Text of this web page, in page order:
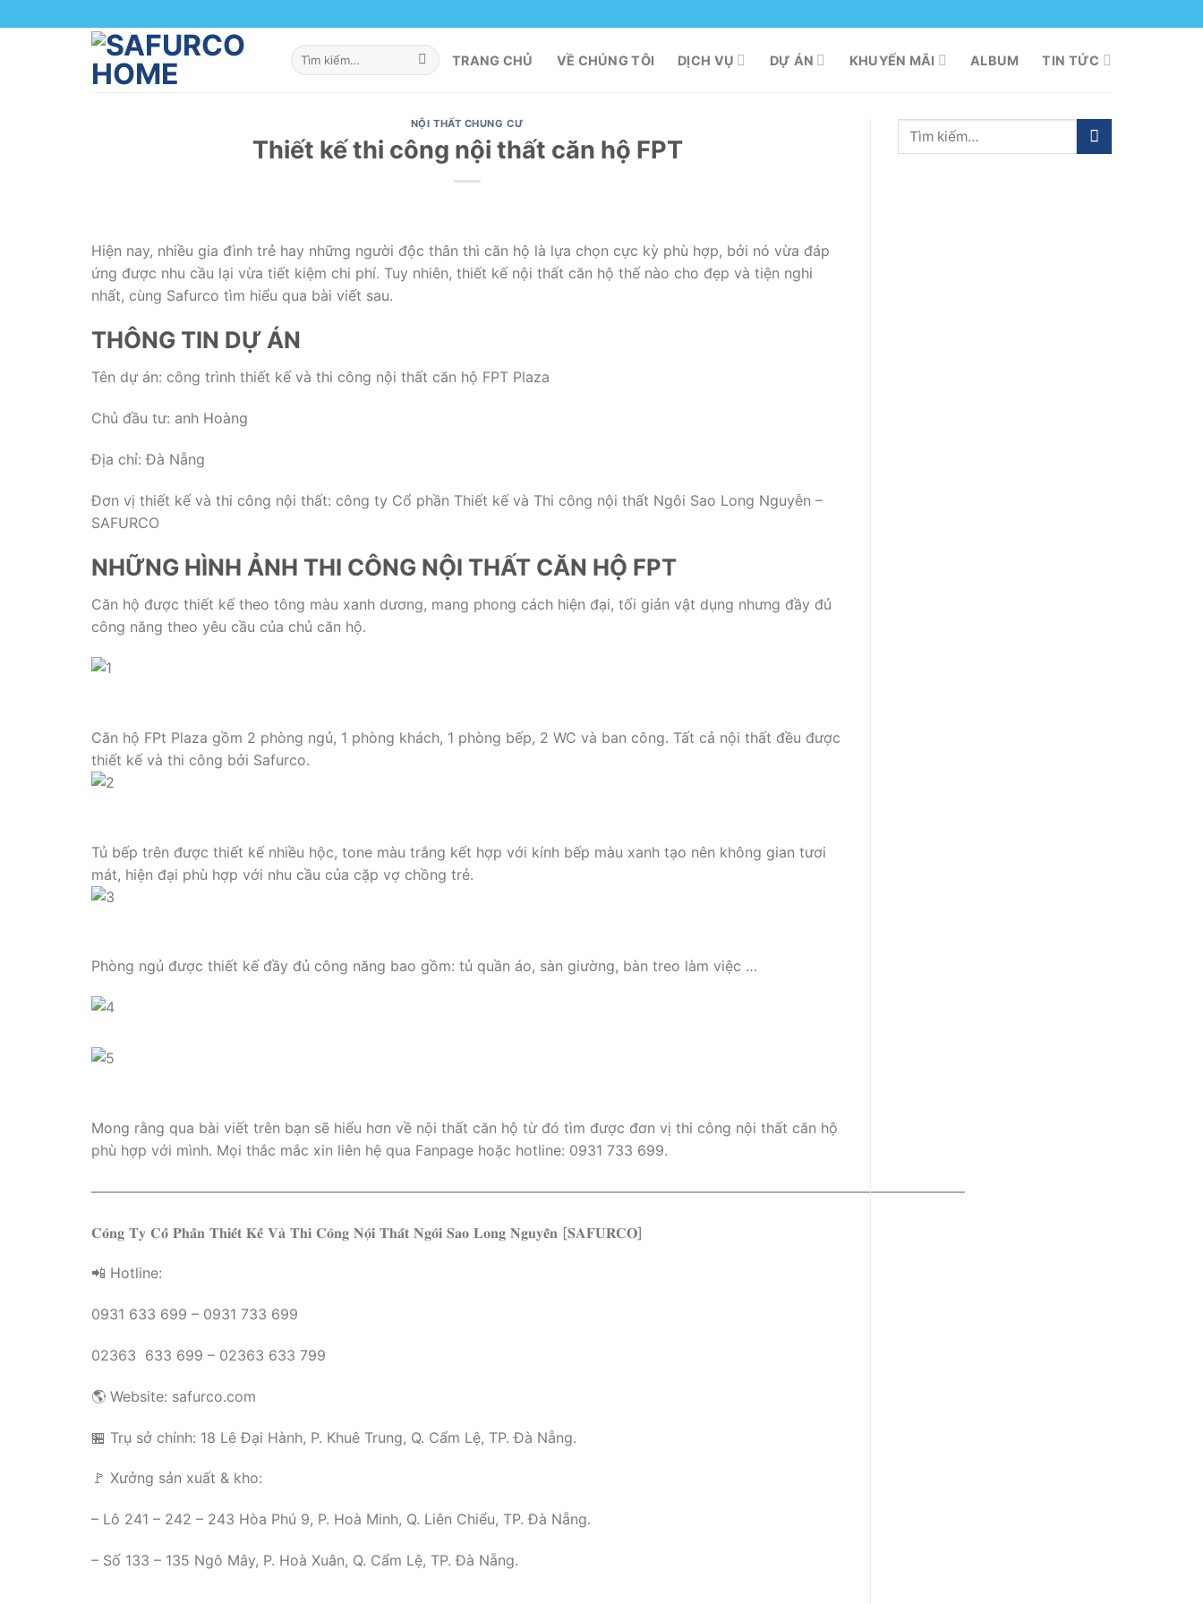
to
TRANG CHỦ VỀ CHÚNG TÔI DỊCH VỤ DỰ ÁN KHUYẾN MÃI ALBUM TIN TỨC
NỘI THẤT CHUNG CƯ
Thiết kế thi công nội thất căn hộ FPT
Hiện nay, nhiều gia đình trẻ hay những người độc thân thì căn hộ là lựa chọn cực kỳ phù hợp, bởi nó vừa đáp
ứng được nhu cầu lại vừa tiết kiệm chi phí. Tuy nhiên, thiết kế nội thất căn hộ thế nào cho đẹp và tiện nghi
nhất, cùng Safurco tìm hiểu qua bài viết sau.
THÔNG TIN DỰ ÁN
Tên dự án: công trình thiết kế và thi công nội thất căn hộ FPT Plaza
Chủ đầu tư: anh Hoàng
Địa chỉ: Đà Nẵng
Đơn vị thiết kế và thi công nội thất: công ty Cổ phần Thiết kế và Thi công nội thất Ngôi Sao Long Nguyễn –
SAFURCO
NHỮNG HÌNH ẢNH THI CÔNG NỘI THẤT CĂN HỘ FPT
Căn hộ được thiết kế theo tông màu xanh dương, mang phong cách hiện đại, tối giản vật dụng nhưng đầy đủ
công năng theo yêu cầu của chủ căn hộ.
Căn hộ FPt Plaza gồm 2 phòng ngủ, 1 phòng khách, 1 phòng bếp, 2 WC và ban công. Tất cả nội thất đều được
thiết kế và thi công bởi Safurco.
Tủ bếp trên được thiết kế nhiều hộc, tone màu trắng kết hợp với kính bếp màu xanh tạo nên không gian tươi
mát, hiện đại phù hợp với nhu cầu của cặp vợ chồng trẻ.
Phòng ngủ được thiết kế đầy đủ công năng bao gồm: tủ quần áo, sàn giường, bàn treo làm việc …
Mong rằng qua bài viết trên bạn sẽ hiểu hơn về nội thất căn hộ từ đó tìm được đơn vị thi công nội thất căn hộ
phù hợp với mình. Mọi thắc mắc xin liên hệ qua Fanpage hoặc hotline: 0931 733 699.
—————————————————————————————————————————————————————————————
𝐂𝐨̂𝐧𝐠 𝐓𝐲 𝐂𝐨̂̉ 𝐏𝐡𝐚̂̀𝐧 𝐓𝐡𝐢𝐞̂́𝐭 𝐊𝐞̂́ 𝐕𝐚̀ 𝐓𝐡𝐢 𝐂𝐨̂𝐧𝐠 𝐍𝐨̣̂𝐢 𝐓𝐡𝐚̂́𝐭 𝐍𝐠𝐨̂𝐢 𝐒𝐚𝐨 𝐋𝐨𝐧𝐠 𝐍𝐠𝐮𝐲𝐞̂̃𝐧 [𝐒𝐀𝐅𝐔𝐑𝐂𝐎]
📲 Hotline:
0931 633 699 – 0931 733 699
02363 633 699 – 02363 633 799
🌎 Website: safurco.com
🏪 Trụ sở chính: 18 Lê Đại Hành, P. Khuê Trung, Q. Cẩm Lệ, TP. Đà Nẵng.
🚩 Xưởng sản xuất & kho:
– Lô 241 – 242 – 243 Hòa Phú 9, P. Hoà Minh, Q. Liên Chiểu, TP. Đà Nẵng.
– Số 133 – 135 Ngô Mây, P. Hoà Xuân, Q. Cẩm Lệ, TP. Đà Nẵng.